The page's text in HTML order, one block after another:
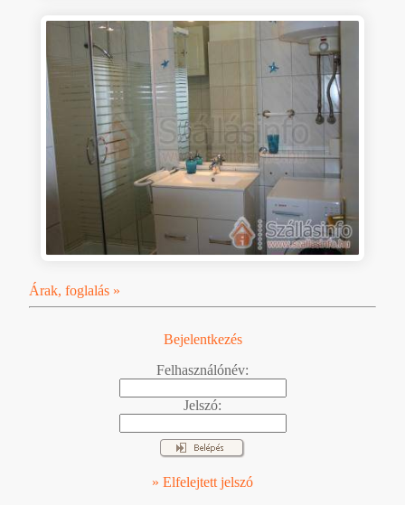
Árak, foglalás »
Bejelentkezés
Felhasználónév:
Jelszó:
» Elfelejtett jelszó